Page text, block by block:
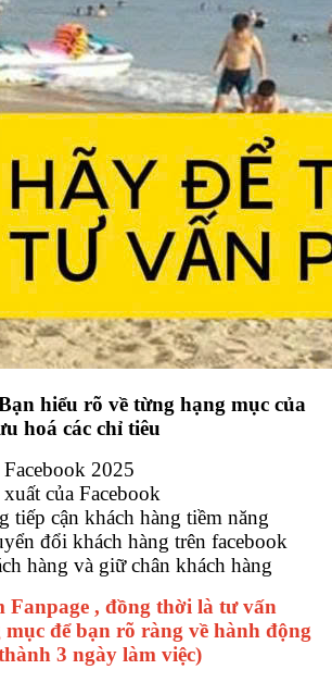
hiểu rõ về từng hạng mục của
hoá các chỉ tiêu
2025
của Facebook
tiếp cận khách hàng tiềm năng
đổi khách hàng trên facebook
hàng và giữ chân khách hàng
Fanpage , đồng thời là tư vấn
để bạn rõ ràng về hành động
3 ngày làm việc)